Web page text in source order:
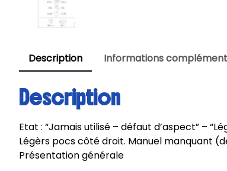
Description Informations
Description
Etat : “Jamais utilisé – défaut d’aspect” –
Légèrs pocs côté droit. Manuel manquant
Présentation générale